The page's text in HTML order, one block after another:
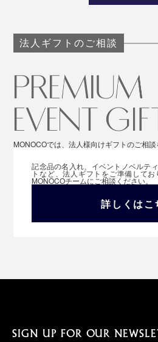
法人ギフトのご相談
MONOCOでは、法人様向けギフトのご相談
記念品の名入れ、イベントノベルテ
トなど、法人ギフトをご準備して
MONOCOチームにご相談ください。
詳しくはこ
SIGN UP FOR OUR